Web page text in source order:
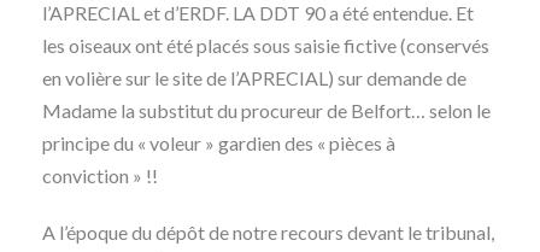
l’APRECIAL et d’ERDF. LA DDT 90 a été entendue. Et
les oiseaux ont été placés sous saisie fictive (conservés
en volière sur le site de l’APRECIAL) sur demande de
Madame la substitut du procureur de Belfort… selon le
principe du « voleur » gardien des « pièces à
conviction » !!
A l’époque du dépôt de notre recours devant le tribunal,